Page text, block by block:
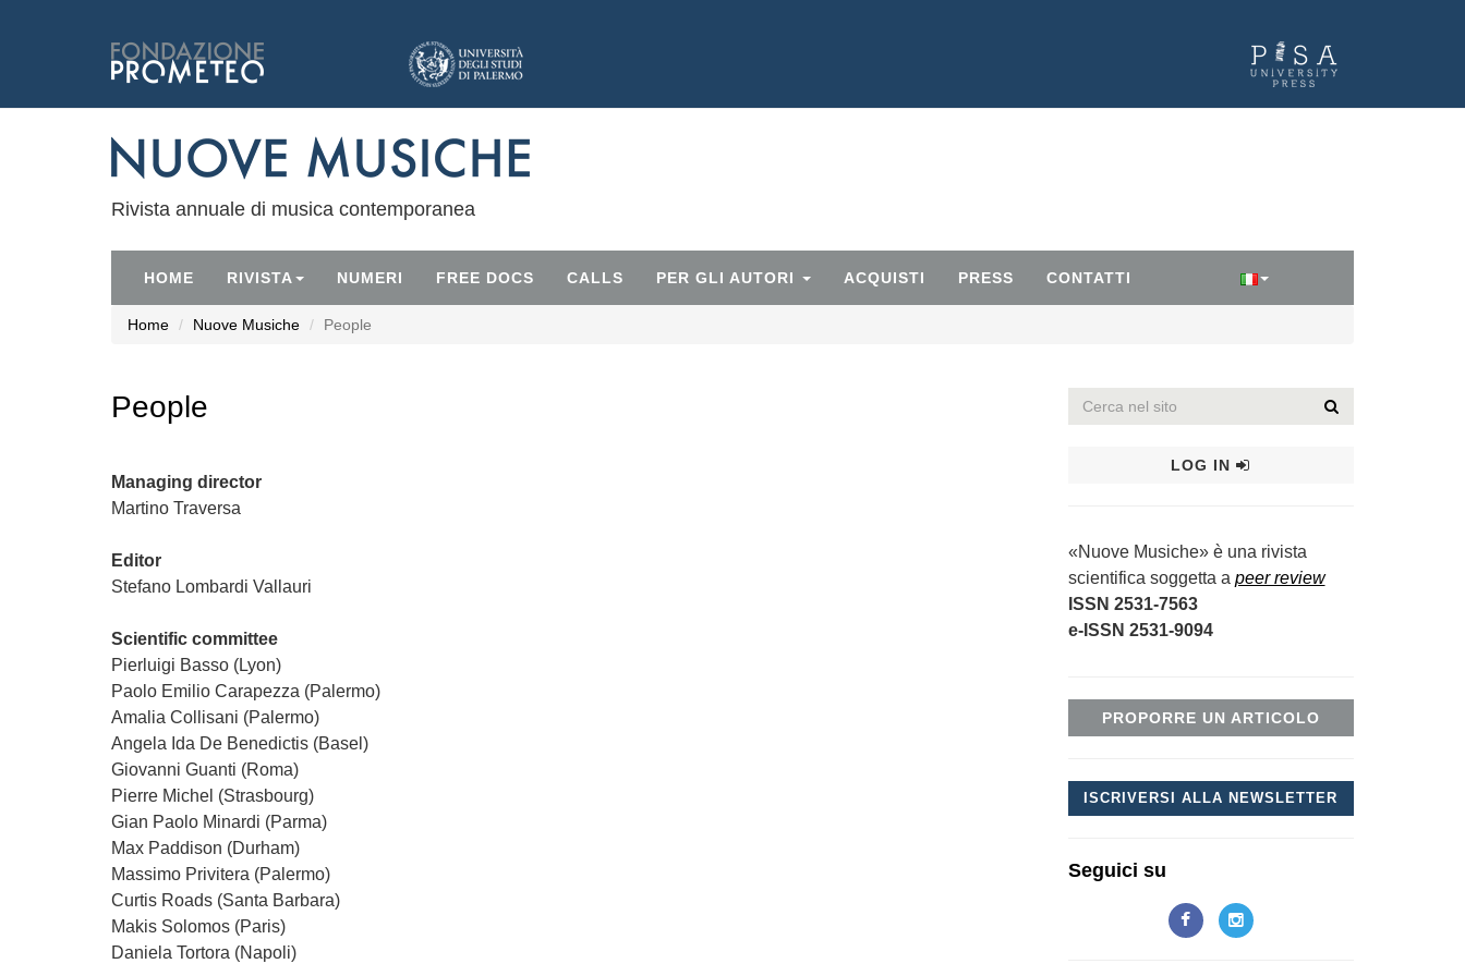
Rivista annuale di musica contemporanea
HOME RIVISTA NUMERI FREE DOCS CALLS PER GLI AUTORI ACQUISTI PRESS CONTATTI
Home Nuove Musiche People
People
Managing director
Martino Traversa
Editor
Stefano Lombardi Vallauri
Scientific committee
Pierluigi Basso (Lyon)
Paolo Emilio Carapezza (Palermo)
Amalia Collisani (Palermo)
Angela Ida De Benedictis (Basel)
Giovanni Guanti (Roma)
Pierre Michel (Strasbourg)
Gian Paolo Minardi (Parma)
Max Paddison (Durham)
Massimo Privitera (Palermo)
Curtis Roads (Santa Barbara)
Makis Solomos (Paris)
Daniela Tortora (Napoli)
LOG IN
«Nuove Musiche» è una rivista
scientifica soggetta a peer review
ISSN 2531-7563
e-ISSN 2531-9094
PROPORRE UN ARTICOLO
ISCRIVERSI ALLA NEWSLETTER
Seguici su